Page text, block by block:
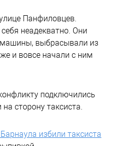
Панфиловцев.
неадекватно. Они
машины, выбрасывали из
и вовсе начали с ним
подключились
сторону таксиста.
избили таксиста